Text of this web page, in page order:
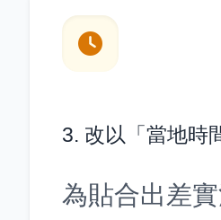
3. 改以「當地時
為貼合出差